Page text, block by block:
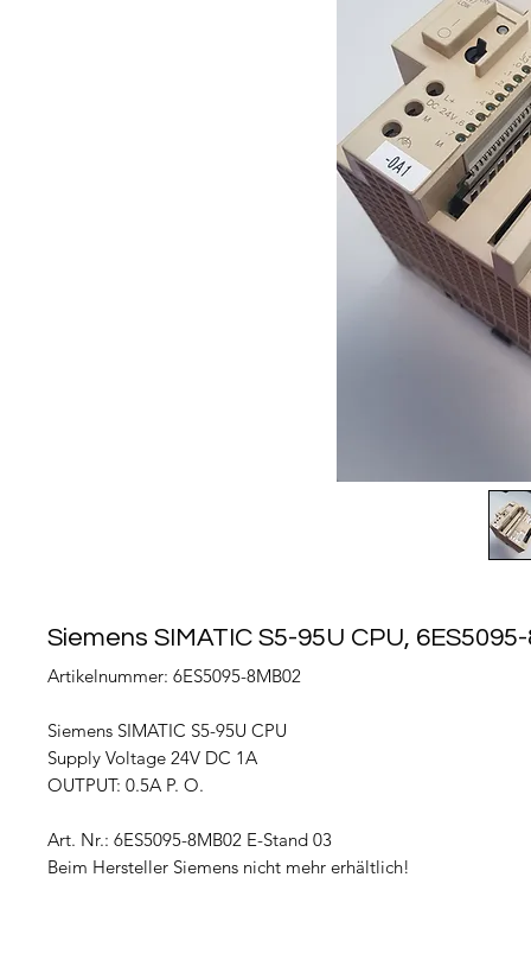
Siemens SIMATIC S5-95U CPU,
Artikelnummer: 6ES5095-8MB02
Siemens SIMATIC S5-95U CPU
Supply Voltage 24V DC 1A
OUTPUT: 0.5A P. O.
Art. Nr.: 6ES5095-8MB02 E-Stand 03
Beim Hersteller Siemens nicht mehr erhältlich!